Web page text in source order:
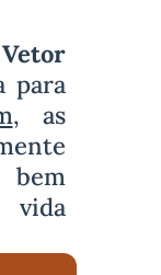
Vetor
para
, as
bem